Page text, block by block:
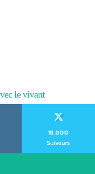
le vivant
18,000
Suiveurs